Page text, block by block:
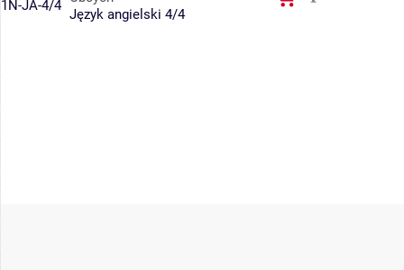
1N-JA-4/4
Język angielski 4/4